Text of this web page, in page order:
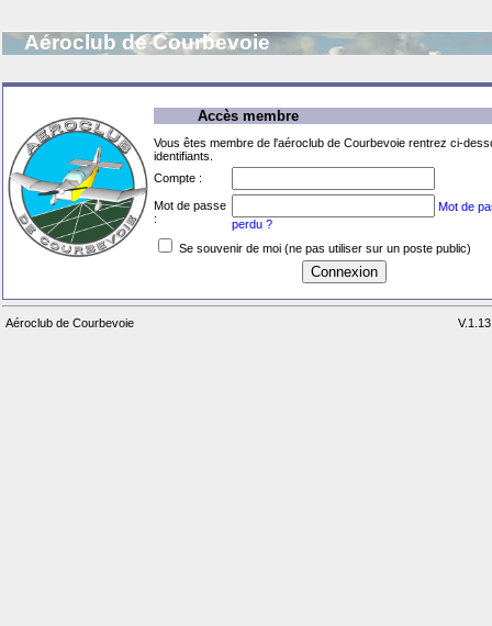
Aéroclub de Courbevoie
Accès membre
Vous êtes membre de l'aéroclub de Courbevoie rentrez ci-
identifiants.
Compte :
Mot de passe
:
Mot de
perdu ?
Se souvenir de moi (ne pas utiliser sur un poste public)
Aéroclub de Courbevoie